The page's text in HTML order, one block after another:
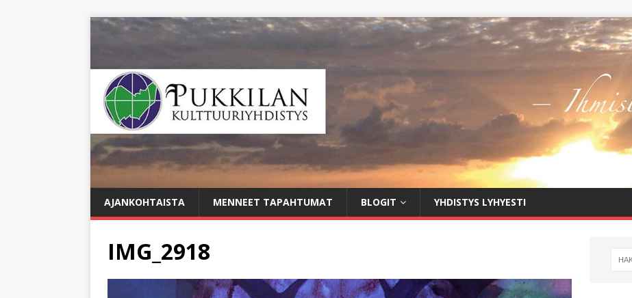
AJANKOHTAISTA MENNEET TAPAHTUMAT BLOGIT YHDISTYS LYHYESTI
IMG_2918